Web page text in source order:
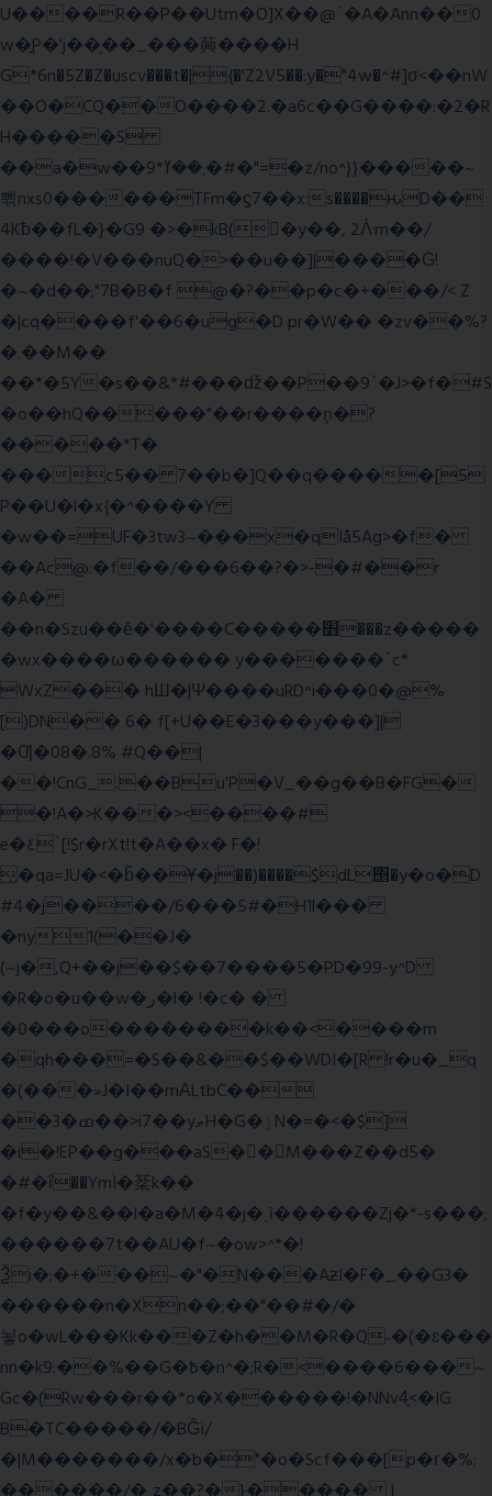
U����R��P��Utm�O]X��@`�A�Ann��0
w�͍P�'j��֛��_���䕟����H
G*6n�5Z�Z�uscv���t�|{�'Z2V5��:y�"4w�^#]σ<��nW
��O�CQ��O����2.�a6c��G����:�2�R
H�����S
��a�w��9*܂��ߌ�#�"=�z/no^}}�����~
쀢nxs0������TFm�ϛ7��x:s����ԋD��
4Kƀ��fL�}�G9 �>�kB(�ِy��, 2ᐿm��/
����!�V���nuQ�>��u��]|����Ġ!
�~�d��;"7B�B�f @�?��p�c�+���/< Z
�|cq����f'��6�ug�D pr�W�� �zv��%?
�.��M��
��*�5Y�s��&*#���ǆ��P��9`�J>�f�#S
�o��hQ�����"��r����ņ�?
�����*T�
���c5�� 7��b�]Q��q�����[5
P��U�l�x{�^����Y
�w��=UF�3tw3~���x�qIå5Ag>�f�
��Ac@:�f��/���6��?�>-�#��r
�A�
��n�Szu��ӗ�'����C�����׻���z�����
�wx����ω������ y�������`c*
WxZ��� hШ�|Ψ����uRD^i���0�@%
[)DN�� 6� f[+U��E�3���y���]|
�Ƣ�08�.8% #Q��|
��!CnG_.��Bu'P�V_��g��B�FG�
�!A�>K���><����#
e�٤`[!$r�rXt!t�A��x� F�!
̮�qa=JU�<�b̃��Ұ�j��)����$dL΢�y�o�D
#4�j����/6���5#�H1l���
�ny1(��J�
(~j�,Q+��j��$��7����5�PD�99-y^D
�R�o�u��w�ر�l� !�c� �
�0���o��������k��<����m
�qh���=�S��&��$��WDI�[R !r�u�_q
�(���»J�I��mΑLtbC��
��3�ߘ��>i7��yޠH�G�ٳN�=�<�$]
�i�!EP��g���aS��M���Z��d5�
�#�ΐ��YmÌ�棻k��
�f�y��&��l�a�M�4�j�ˎī������Zj�*-s���;
������7t� �AU�f~�ow>^*�!
Ѯi�;�+���~�"�N���AƶI�F�_��G3�
������n�Xn��;��"��#�/�
뇧o�wL���Kk���Z�h��M�R�Q˶�(�ɛ���
nn�k9:��%��G�߿�n^�;R�<����6���~
Gc�(Rw���r��*o�X������!�NNv4̙<�IG
B�TC�����/�BĜï/
�|M�������/x�b�"�o�Scf���[p�г�%;